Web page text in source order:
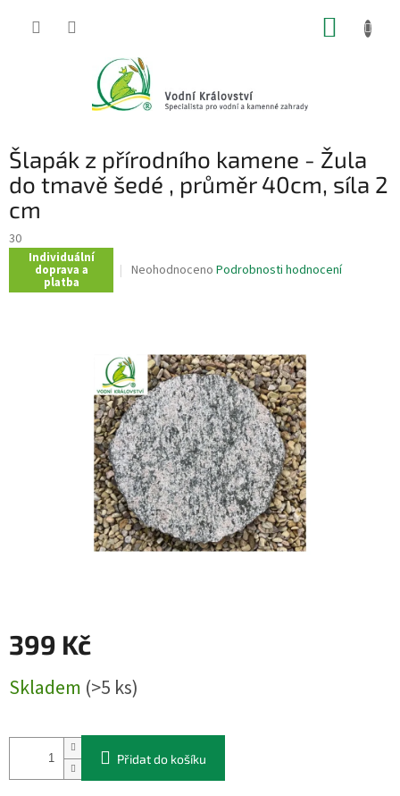
Šlapák z přírodního kamene - Žula
do tmavě šedé , průměr 40cm, síla 2
cm
30
Individuální
doprava a
platba
Průměrné
z
5
hvězdiček.
Neohodnoceno Podrobnosti hodnocení
399 Kč
cena:
Skladem (>5 ks)
Přidat do košíku